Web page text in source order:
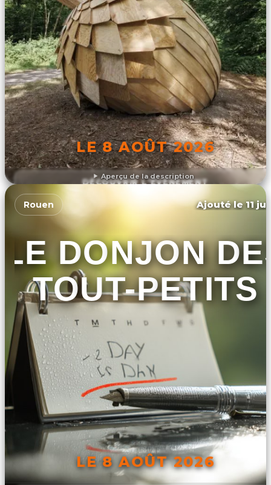
Aperçu de la description
LE 8 AOÛT 2026
DÉCOUVRIR L'ÉVÉNEMENT
Rouen Ajouté le 11
LE DONJON
TOUT-PETITS
LE 8 AOÛT 2026